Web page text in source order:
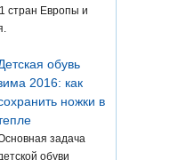
стран Европы и
обувь
2016: как
ножки в
задача
обуви